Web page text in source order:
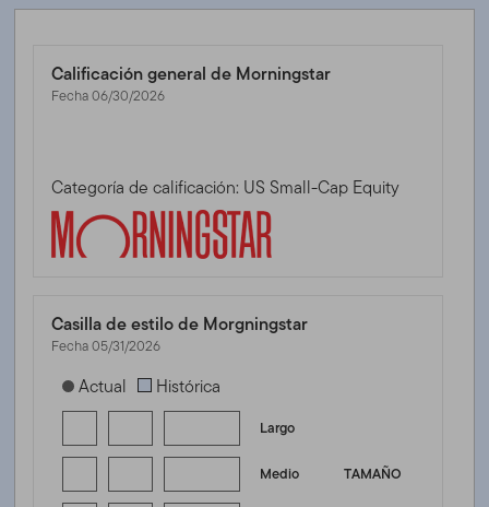
Calificación general de Morningstar
Fecha 06/30/2026
Categoría de calificación: US Small-Cap Equity
Casilla de estilo de Morgningstar
Fecha 05/31/2026
[products.morningstar-stylebox-title-sr-equity]
Actual Histórica
Largo
TAMAÑO
Medio